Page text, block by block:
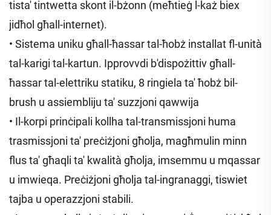
tista' tintwetta skont il-bżonn (meħtieġ l-każ biex
jidħol għall-internet).
• Sistema uniku għall-ħassar tal-ħobż installat fl-unità
tal-karigi tal-kartun. Ipprovvdi b'dispożittiv għall-
ħassar tal-elettriku statiku, 8 ringiela ta' ħobż bil-
brush u assiembliju ta' suzzjoni qawwija
• Il-korpi prinċipali kollha tal-transmissjoni huma
trasmissjoni ta' preċiżjoni għolja, magħmulin minn
flus ta' għaqli ta' kwalità għolja, imsemmu u mqassar
u imwieqa. Preċiżjoni għolja tal-ingranaggi, tiswiet
tajba u operazzjoni stabili.